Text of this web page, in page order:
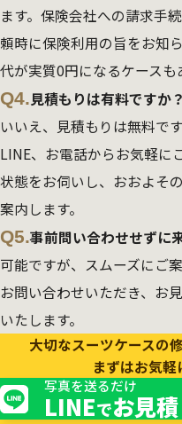
ます。保険会社への請求手
頼時に保険利用の旨をお知
代が実質0円になるケースも
Q4.見積もりは有料ですか？
いいえ、見積もりは無料で
LINE、お電話からお気軽に
状態をお伺いし、おおよそ
案内します。
Q5.事前問い合わせせずに
可能ですが、スムーズにご
お問い合わせいただき、お
いたします。
大切なスーツケースの
まずはお気軽
写真を送るだけ
LINEでお見